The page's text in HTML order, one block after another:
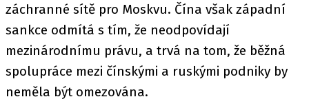
záchranné sítě pro Moskvu. Čína však západní
sankce odmítá s tím, že neodpovídají
mezinárodnímu právu, a trvá na tom, že běžná
spolupráce mezi čínskými a ruskými podniky by
neměla být omezována.